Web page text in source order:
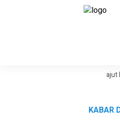
Desa Paenre Lompoe Merajut
KABAR